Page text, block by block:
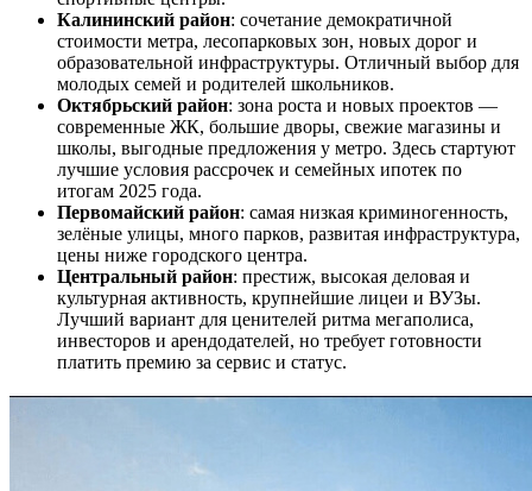
Калининский район: сочетание демократичной
стоимости метра, лесопарковых зон, новых дорог и
образовательной инфраструктуры. Отличный выбор для
молодых семей и родителей школьников.
Октябрьский район: зона роста и новых проектов —
современные ЖК, большие дворы, свежие магазины и
школы, выгодные предложения у метро. Здесь стартуют
лучшие условия рассрочек и семейных ипотек по
итогам 2025 года.
Первомайский район: самая низкая криминогенность,
зелёные улицы, много парков, развитая инфраструктура,
цены ниже городского центра.
Центральный район: престиж, высокая деловая и
культурная активность, крупнейшие лицеи и ВУЗы.
Лучший вариант для ценителей ритма мегаполиса,
инвесторов и арендодателей, но требует готовности
платить премию за сервис и статус.